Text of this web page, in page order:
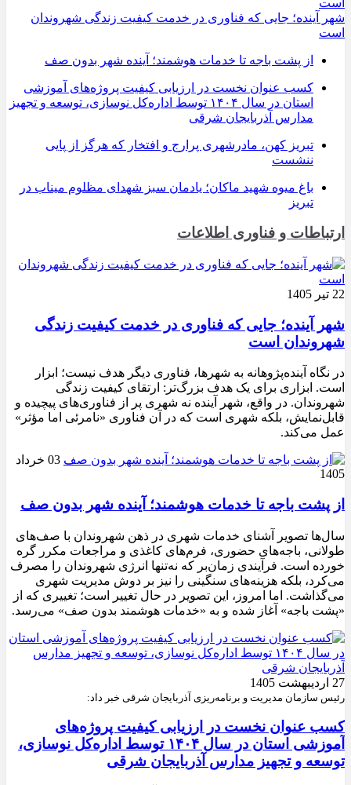
شهر آینده؛ جایی که فناوری در خدمت کیفیت زندگی شهروندان
است
از پشت باجه تا خدمات هوشمند؛ آینده شهر بدون صف
کسب عنوان نخست در ارزیابی کیفیت پروژه‌های آموزشی
استان در سال ۱۴۰۴ توسط اداره‌کل نوسازی، توسعه و تجهیز
مدارس آذربایجان شرقی
تبریز کهن، مادرشهری پرارج و افتخار که هرگز از پایی
ننشست
باغ میوه شهید ماکان؛ یادمان سبز شهدای مظلوم میناب در
تبریز
ارتباطات و فناوری اطلاعات
22 تیر 1405
شهر آینده؛ جایی که فناوری در خدمت کیفیت زندگی
شهروندان است
در نگاه آینده‌پژوهانه به شهرها، فناوری دیگر هدف نیست؛ ابزار
است. ابزاری برای یک هدف بزرگ‌تر: ارتقای کیفیت زندگی
شهروندان. در واقع، شهر آینده نه شهری پر از فناوری‌های پیچیده و
قابل‌نمایش، بلکه شهری است که در آن فناوری «نامرئی اما مؤثر»
عمل می‌کند.
03 خرداد
1405
از پشت باجه تا خدمات هوشمند؛ آینده شهر بدون صف
سال‌ها تصویر آشنای خدمات شهری در ذهن شهروندان با صف‌های
طولانی، باجه‌های حضوری، فرم‌های کاغذی و مراجعات مکرر گره
خورده است. فرآیندی زمان‌بر که نه‌تنها انرژی شهروندان را مصرف
می‌کرد، بلکه هزینه‌های سنگینی را نیز بر دوش مدیریت شهری
می‌گذاشت. اما امروز، این تصویر در حال تغییر است؛ تغییری که از
«پشت باجه» آغاز شده و به «خدمات هوشمند بدون صف» می‌رسد.
27 اردیبهشت 1405
رئیس سازمان مدیریت و برنامه‌ریزی آذربایجان شرقی خبر داد:
کسب عنوان نخست در ارزیابی کیفیت پروژه‌های
آموزشی استان در سال ۱۴۰۴ توسط اداره‌کل نوسازی،
توسعه و تجهیز مدارس آذربایجان شرقی